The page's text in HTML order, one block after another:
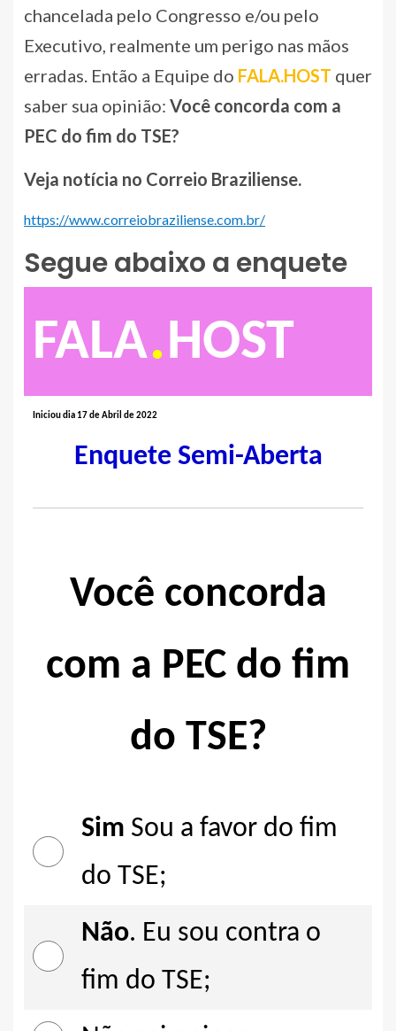
chancelada pelo Congresso e/ou pelo
Executivo, realmente um perigo nas mãos
erradas. Então a Equipe do FALA.HOST quer
saber sua opinião: Você concorda com a
PEC do fim do TSE?
Veja notícia no Correio Braziliense.
https://www.correiobraziliense.com.br/
Segue abaixo a enquete
FALA.HOST
Iniciou dia 17 de Abril de 2022
Enquete Semi-Aberta
Você concorda
com a PEC do fim
do TSE?
Sim Sou a favor do fim
do TSE;
Não. Eu sou contra o
fim do TSE;